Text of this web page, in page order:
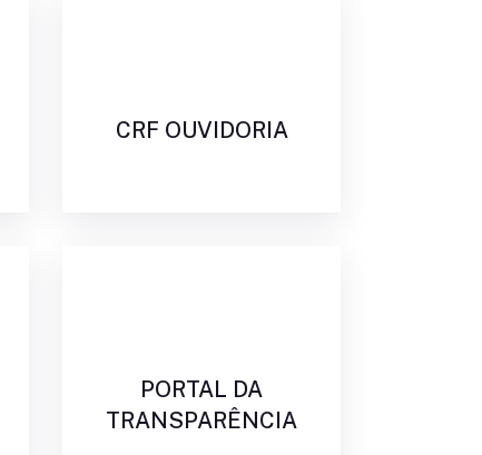
CRF OUVIDORIA
PORTAL DA
TRANSPARÊNCIA